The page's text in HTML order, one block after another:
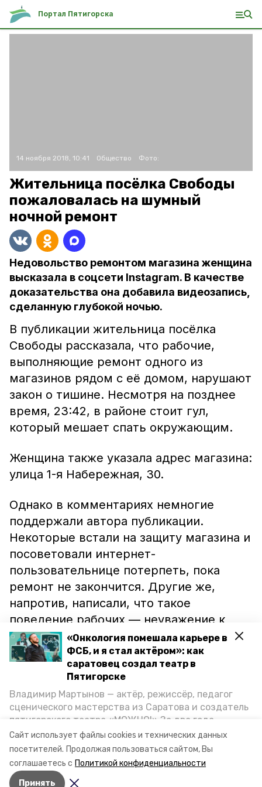
Сайт использует файлы cookies и технических данных
посетителей. Продолжая пользоваться сайтом, Вы
соглашаетесь с Политикой конфиденциальности
Принять
«Онкология помешала карьере в
ФСБ, и я стал актёром»: как
саратовец создал театр в
Пятигорске
Владимир Мартынов — актёр, режиссёр, педагог
сценического мастерства из Саратова и создатель
пятигорского театра «МОЖНО!» За два года
существования театр выпустил восемь спектаклей,
впереди — новые премьеры. О том, как стал
артистом, попал в Пятигорск и собрал труппу,
режиссёр рассказал корреспонденту «Портала
Пятигорска».
Портал Пятигорска
14 ноября 2018, 10:41 Общество Фото:
Жительница посёлка Свободы
пожаловалась на шумный
ночной ремонт
Недовольство ремонтом магазина женщина
высказала в соцсети Instagram. В качестве
доказательства она добавила видеозапись,
сделанную глубокой ночью.
В публикации жительница посёлка
Свободы рассказала, что рабочие,
выполняющие ремонт одного из
магазинов рядом с её домом, нарушают
закон о тишине. Несмотря на позднее
время, 23:42, в районе стоит гул,
который мешает спать окружающим.
Женщина также указала адрес магазина:
улица 1-я Набережная, 30.
Однако в комментариях немногие
поддержали автора публикации.
Некоторые встали на защиту магазина и
посоветовали интернет-
пользовательнице потерпеть, пока
ремонт не закончится. Другие же,
напротив, написали, что такое
поведение рабочих — неуважение к
окружающим.
Ранее жители Пятигорскапожаловались
в социальной сети на стихийную свалку
у больницы. Также автомобилисты
окружной столицывысказали
недовольство по поводу плохого
состояния дорог.